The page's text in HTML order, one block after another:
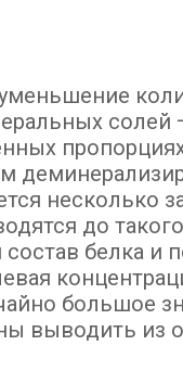
солей
несколько
до
белка и
большое
выводить из